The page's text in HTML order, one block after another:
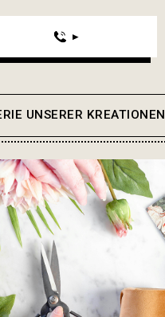
UNSERER KREATIONEN